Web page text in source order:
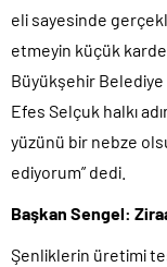
eli sayesinde
etmeyin küçük
Büyükşehir Belediye
Efes Selçuk halkı
yüzünü bir nebze
ediyorum” dedi.
Başkan Sengel:
Şenliklerin üretimi